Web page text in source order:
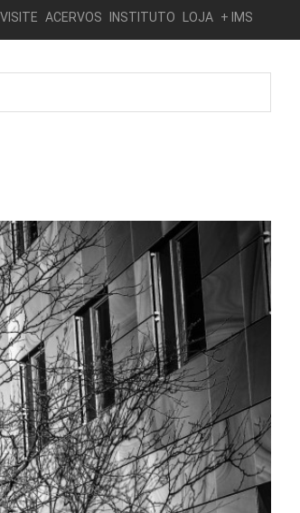
VISITE ACERVOS INSTITUTO LOJA + IMS